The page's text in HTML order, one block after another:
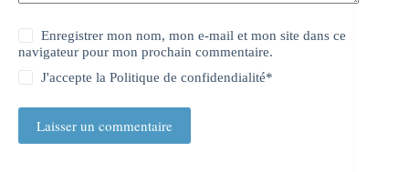
Enregistrer mon nom, mon e-mail et mon site dans ce
navigateur pour mon prochain commentaire.
J'accepte laPolitique de confidendialité*
Laisser un commentaire